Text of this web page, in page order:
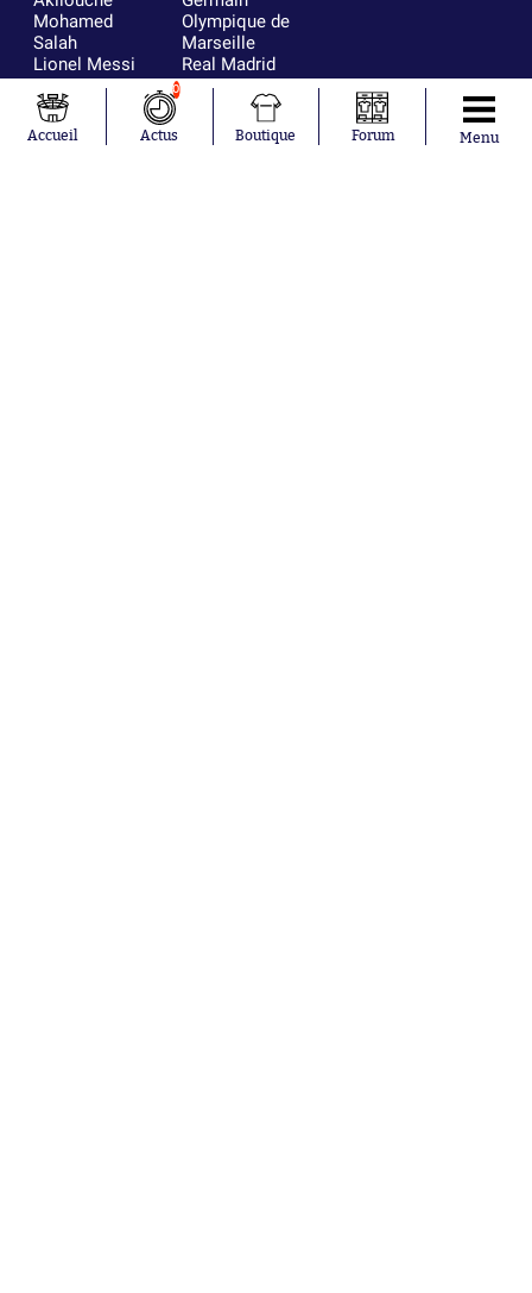
Mohamed
Salah
Lionel Messi
Ferrán Torres
Kilian Corredor
Franco
Mastantuono
Olympique de
Marseille
Real Madrid
FIFA
Olympique
lyonnais
AS Monaco
Accueil
0
Actus Boutique Forum Menu